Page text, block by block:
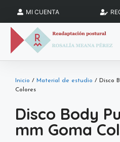
MI CUENTA
Inicio / Material de estudio / Disco
Colores
Disco Body
mm Goma